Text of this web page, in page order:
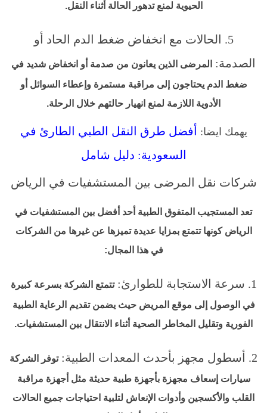
الحيوية لمنع تدهور الحالة أثناء النقل.
5. الحالات مع انخفاض ضغط الدم الحاد أو
الصدمة:
المرضى الذين يعانون من صدمة أو انخفاض شديد في
ضغط الدم يحتاجون إلى مراقبة مستمرة وإعطاء السوائل أو
الأدوية اللازمة لمنع انهيار حالتهم خلال الرحلة.
يهمك ايضا:
أفضل طرق النقل الطبي الطارئ في
السعودية: دليل شامل
شركات نقل المرضى بين المستشفيات في الرياض
تعد المستجيب المتفوق الطبية أحد أفضل بين المستشفيات في
الرياض كونها تتمتع بمزايا عديدة تميزها عن غيرها من الشركات
في هذا المجال:
1. سرعة الاستجابة للطوارئ:
تتمتع الشركة بسرعة كبيرة
في الوصول إلى موقع المريض حيث يضمن تقديم الرعاية الطبية
الفورية وتقليل المخاطر الصحية أثناء الانتقال بين المستشفيات.
2. أسطول مجهز بأحدث المعدات الطبية:
توفر الشركة
سيارات إسعاف مجهزة بأجهزة طبية حديثة مثل أجهزة مراقبة
القلب والأكسجين وأدوات الإنعاش لتلبية احتياجات جميع الحالات